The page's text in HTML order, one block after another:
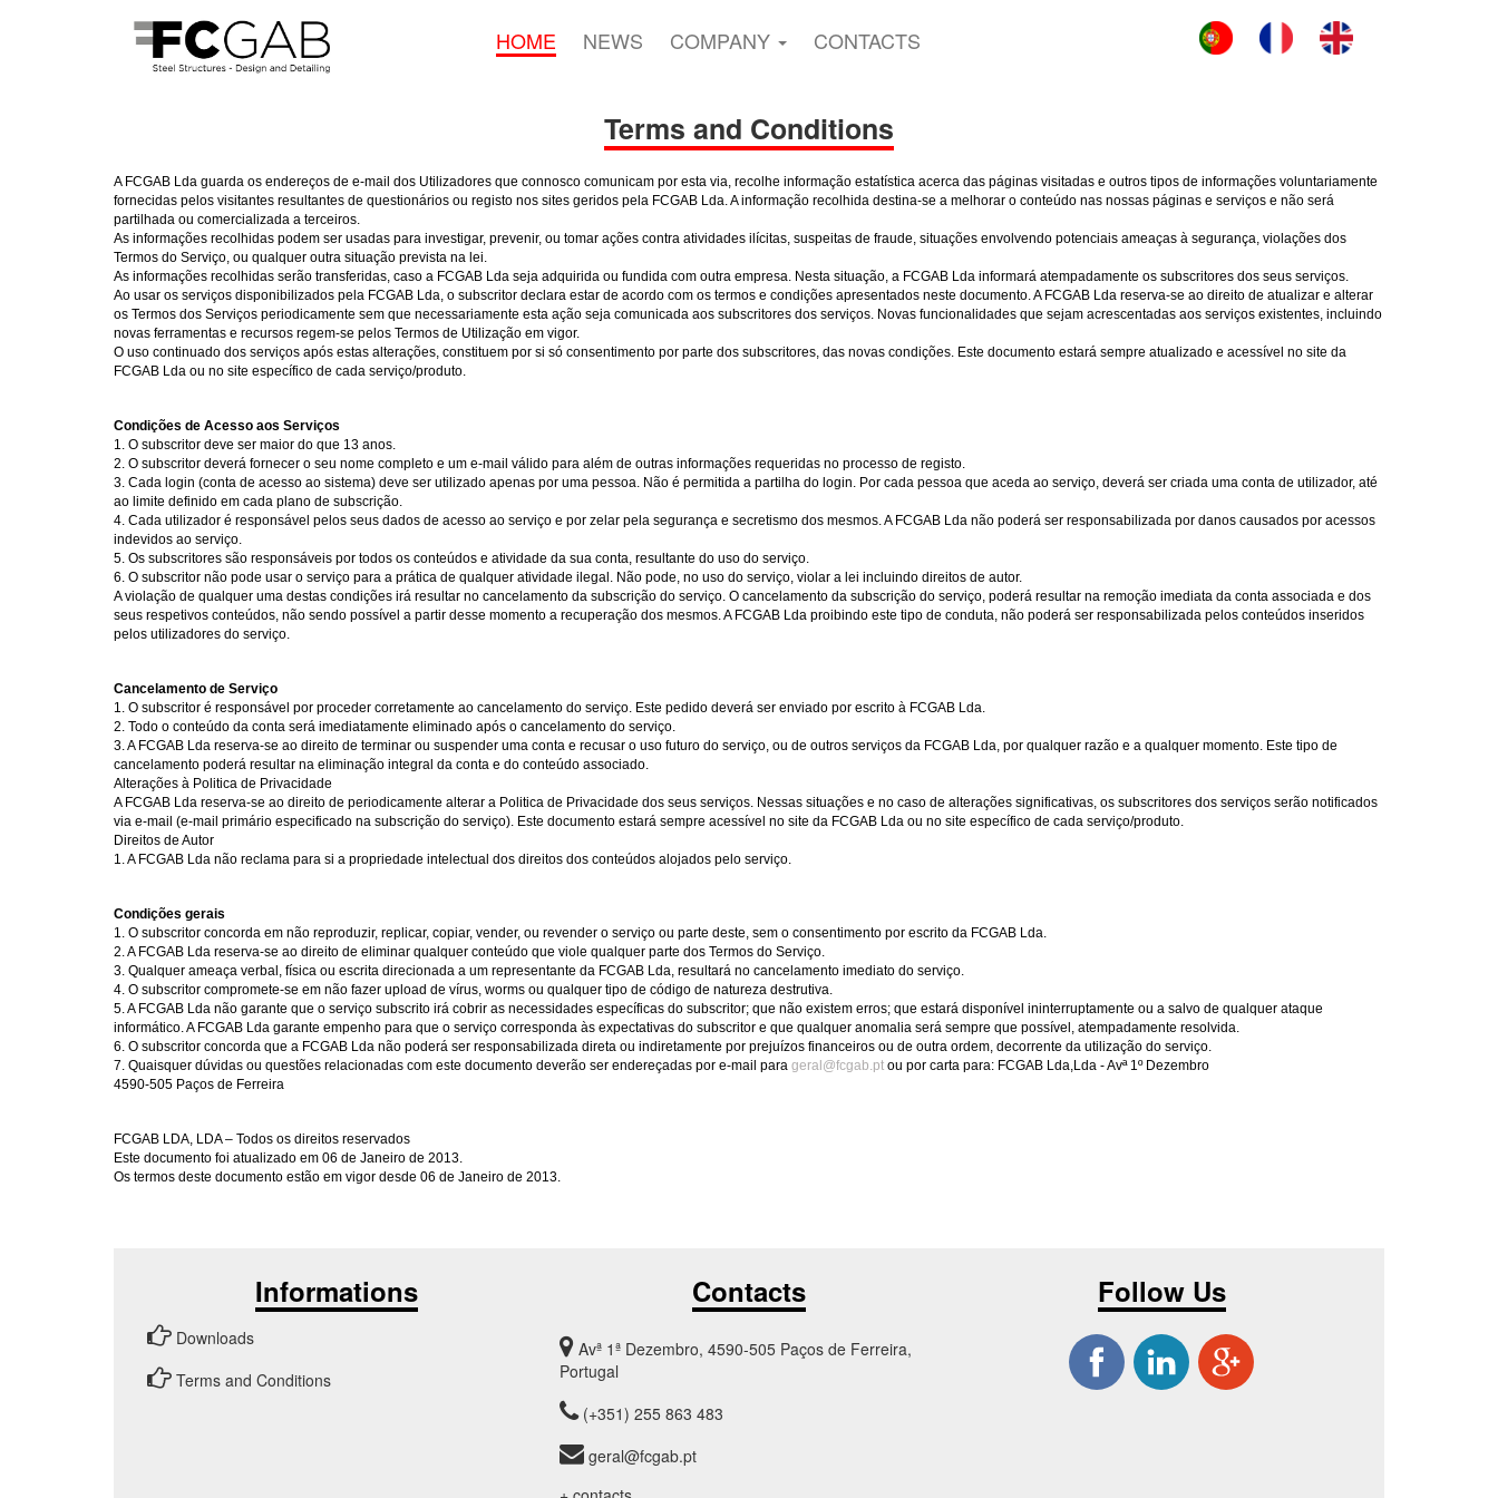
HOME NEWS COMPANY CONTACTS
Terms and Conditions
A FCGAB Lda guarda os endereços de e-mail dos Utilizadores que connosco comunicam por esta via, recolhe informação estatística acerca das páginas visitadas e outros tipos de informações voluntariamente
fornecidas pelos visitantes resultantes de questionários ou registo nos sites geridos pela FCGAB Lda. A informação recolhida destina-se a melhorar o conteúdo nas nossas páginas e serviços e não será
partilhada ou comercializada a terceiros.
As informações recolhidas podem ser usadas para investigar, prevenir, ou tomar ações contra atividades ilícitas, suspeitas de fraude, situações envolvendo potenciais ameaças à segurança, violações dos
Termos do Serviço, ou qualquer outra situação prevista na lei.
As informações recolhidas serão transferidas, caso a FCGAB Lda seja adquirida ou fundida com outra empresa. Nesta situação, a FCGAB Lda informará atempadamente os subscritores dos seus serviços.
Ao usar os serviços disponibilizados pela FCGAB Lda, o subscritor declara estar de acordo com os termos e condições apresentados neste documento. A FCGAB Lda reserva-se ao direito de atualizar e alterar
os Termos dos Serviços periodicamente sem que necessariamente esta ação seja comunicada aos subscritores dos serviços. Novas funcionalidades que sejam acrescentadas aos serviços existentes, incluindo
novas ferramentas e recursos regem-se pelos Termos de Utilização em vigor.
O uso continuado dos serviços após estas alterações, constituem por si só consentimento por parte dos subscritores, das novas condições. Este documento estará sempre atualizado e acessível no site da
FCGAB Lda ou no site específico de cada serviço/produto.
Condições de Acesso aos Serviços
1. O subscritor deve ser maior do que 13 anos.
2. O subscritor deverá fornecer o seu nome completo e um e-mail válido para além de outras informações requeridas no processo de registo.
3. Cada login (conta de acesso ao sistema) deve ser utilizado apenas por uma pessoa. Não é permitida a partilha do login. Por cada pessoa que aceda ao serviço, deverá ser criada uma conta de utilizador, até
ao limite definido em cada plano de subscrição.
4. Cada utilizador é responsável pelos seus dados de acesso ao serviço e por zelar pela segurança e secretismo dos mesmos. A FCGAB Lda não poderá ser responsabilizada por danos causados por acessos
indevidos ao serviço.
5. Os subscritores são responsáveis por todos os conteúdos e atividade da sua conta, resultante do uso do serviço.
6. O subscritor não pode usar o serviço para a prática de qualquer atividade ilegal. Não pode, no uso do serviço, violar a lei incluindo direitos de autor.
A violação de qualquer uma destas condições irá resultar no cancelamento da subscrição do serviço. O cancelamento da subscrição do serviço, poderá resultar na remoção imediata da conta associada e dos
seus respetivos conteúdos, não sendo possível a partir desse momento a recuperação dos mesmos. A FCGAB Lda proibindo este tipo de conduta, não poderá ser responsabilizada pelos conteúdos inseridos
pelos utilizadores do serviço.
Cancelamento de Serviço
1. O subscritor é responsável por proceder corretamente ao cancelamento do serviço. Este pedido deverá ser enviado por escrito à FCGAB Lda.
2. Todo o conteúdo da conta será imediatamente eliminado após o cancelamento do serviço.
3. A FCGAB Lda reserva-se ao direito de terminar ou suspender uma conta e recusar o uso futuro do serviço, ou de outros serviços da FCGAB Lda, por qualquer razão e a qualquer momento. Este tipo de
cancelamento poderá resultar na eliminação integral da conta e do conteúdo associado.
Alterações à Politica de Privacidade
A FCGAB Lda reserva-se ao direito de periodicamente alterar a Politica de Privacidade dos seus serviços. Nessas situações e no caso de alterações significativas, os subscritores dos serviços serão notificados
via e-mail (e-mail primário especificado na subscrição do serviço). Este documento estará sempre acessível no site da FCGAB Lda ou no site específico de cada serviço/produto.
Direitos de Autor
1. A FCGAB Lda não reclama para si a propriedade intelectual dos direitos dos conteúdos alojados pelo serviço.
Condições gerais
1. O subscritor concorda em não reproduzir, replicar, copiar, vender, ou revender o serviço ou parte deste, sem o consentimento por escrito da FCGAB Lda.
2. A FCGAB Lda reserva-se ao direito de eliminar qualquer conteúdo que viole qualquer parte dos Termos do Serviço.
3. Qualquer ameaça verbal, física ou escrita direcionada a um representante da FCGAB Lda, resultará no cancelamento imediato do serviço.
4. O subscritor compromete-se em não fazer upload de vírus, worms ou qualquer tipo de código de natureza destrutiva.
5. A FCGAB Lda não garante que o serviço subscrito irá cobrir as necessidades específicas do subscritor; que não existem erros; que estará disponível ininterruptamente ou a salvo de qualquer ataque
informático. A FCGAB Lda garante empenho para que o serviço corresponda às expectativas do subscritor e que qualquer anomalia será sempre que possível, atempadamente resolvida.
6. O subscritor concorda que a FCGAB Lda não poderá ser responsabilizada direta ou indiretamente por prejuízos financeiros ou de outra ordem, decorrente da utilização do serviço.
7. Quaisquer dúvidas ou questões relacionadas com este documento deverão ser endereçadas por e-mail para geral@fcgab.pt ou por carta para: FCGAB Lda,Lda - Avª 1º Dezembro
4590-505 Paços de Ferreira
FCGAB LDA, LDA – Todos os direitos reservados
Este documento foi atualizado em 06 de Janeiro de 2013.
Os termos deste documento estão em vigor desde 06 de Janeiro de 2013.
Informations
Downloads
Terms and Conditions
Contacts
Avª 1ª Dezembro, 4590-505 Paços de Ferreira,
Portugal
(+351) 255 863 483
geral@fcgab.pt
Follow Us